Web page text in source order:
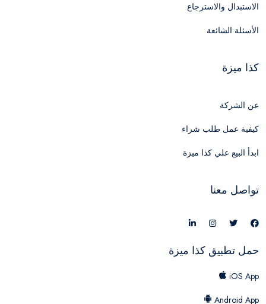
الاستبدال والاسترجاع
الأسئلة الشائعة
كذا ميزة
عن الشركة
كيفية عمل طلب شراء
ابدأ البيع علي كذا ميزة
تواصل معنا
حمل تطبيق كذا ميزة
iOS App
Android App